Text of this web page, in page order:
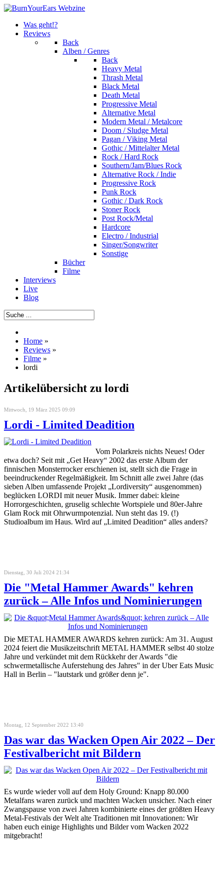
Was geht!?
Reviews
Back
Alben / Genres
Back
Heavy Metal
Thrash Metal
Black Metal
Death Metal
Progressive Metal
Alternative Metal
Modern Metal / Metalcore
Doom / Sludge Metal
Pagan / Viking Metal
Gothic / Mittelalter Metal
Rock / Hard Rock
Southern/Jam/Blues Rock
Alternative Rock / Indie
Progressive Rock
Punk Rock
Gothic / Dark Rock
Stoner Rock
Post Rock/Metal
Hardcore
Electro / Industrial
Singer/Songwriter
Sonstige
Bücher
Filme
Interviews
Live
Blog
Home »
Reviews »
Filme »
lordi
Artikelübersicht zu lordi
Mittwoch, 19 März 2025 09:09
Lordi - Limited Deadition
Vom Polarkreis nichts Neues! Oder
etwa doch? Seit mit „Get Heavy“ 2002 das erste Album der
finnischen Monsterrocker erschienen ist, stellt sich die Frage in
beeindruckender Regelmäßigkeit. Im Schnitt alle zwei Jahre (das
sieben Alben umfassende Projekt „Lordiversity“ ausgenommen)
beglücken LORDI mit neuer Musik. Immer dabei: kleine
Horrorgeschichten, gruselig schlechte Wortspiele und 80er-Jahre
Glam Rock mit Ohrwurmpotenzial. Nun steht das 19. (!)
Studioalbum im Haus. Wird auf „Limited Deadition“ alles anders?
Dienstag, 30 Juli 2024 21:34
Die "Metal Hammer Awards" kehren
zurück – Alle Infos und Nominierungen
Die METAL HAMMER AWARDS kehren zurück: Am 31. August
2024 feiert die Musikzeitschrift METAL HAMMER selbst 40 stolze
Jahre und verkündet mit dem Rückkehr der Awards "die
schwermetallische Auferstehung des Jahres" in der Uber Eats Music
Hall in Berlin – "lautstark und größer denn je".
Montag, 12 September 2022 13:40
Das war das Wacken Open Air 2022 – Der
Festivalbericht mit Bildern
Es wurde wieder voll auf dem Holy Ground: Knapp 80.000
Metalfans waren zurück und machten Wacken unsicher. Nach einer
Zwangspause von zwei Jahren kombinierte eines der größten Heavy
Metal-Festivals der Welt alte Traditionen mit Innovationen: Wir
haben euch einige Highlights und Bilder vom Wacken 2022
mitgebracht!